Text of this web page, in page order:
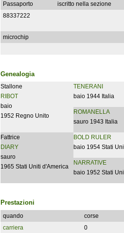
Passaporto iscritto nella sezione
88337222
microchip
Genealogia
Stallone
RIBOT
baio
1952 Regno Unito
TENERANI
baio 1944 Italia
ROMANELLA
sauro 1943 Italia
Fattrice
DIARY
sauro
1965 Stati Uniti d'America
BOLD RULER
baio 1954 Stati
NARRATIVE
baio 1952 Stati
Prestazioni
quando corse
carriera
0